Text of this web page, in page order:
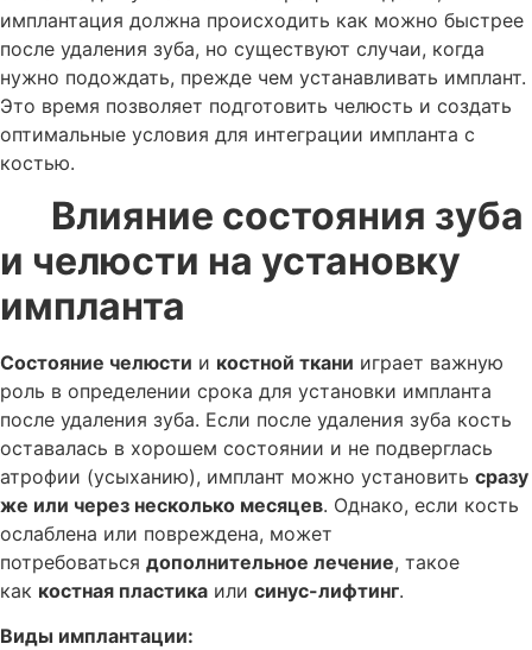
имплантация должна происходить как можно быстрее
после удаления зуба, но существуют случаи, когда
нужно подождать, прежде чем устанавливать имплант.
Это время позволяет подготовить челюсть и создать
оптимальные условия для интеграции импланта с
костью.
Влияние состояния зуба
и челюсти на установку
импланта
Состояние челюсти и костной ткани играет важную
роль в определении срока для установки импланта
после удаления зуба. Если после удаления зуба кость
оставалась в хорошем состоянии и не подверглась
атрофии (усыханию), имплант можно установить сразу
же или через несколько месяцев. Однако, если кость
ослаблена или повреждена, может
потребоваться дополнительное лечение, такое
как костная пластика или синус-лифтинг.
Виды имплантации: